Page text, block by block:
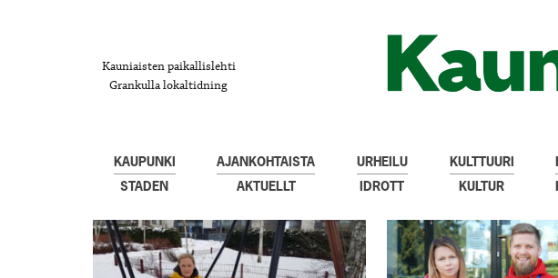
Kauniaisten paikallislehti
Grankulla lokaltidning
KAUPUNKI
STADEN
AJANKOHTAISTA
AKTUELLT
URHEILU
IDROTT
KULTTUURI
KULTUR